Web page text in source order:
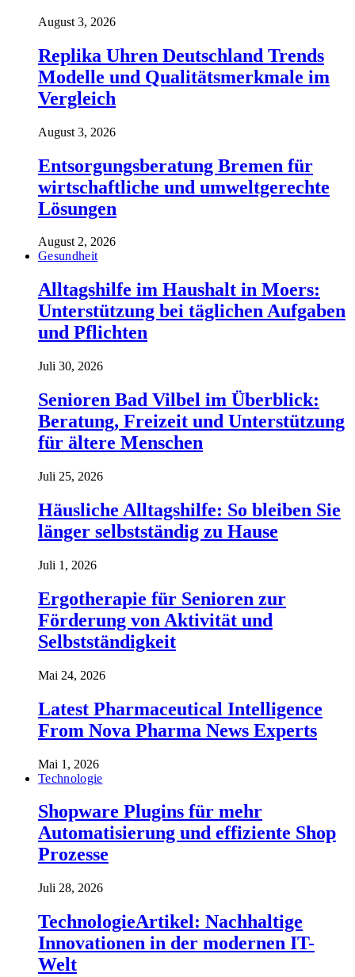
August 3, 2026
Replika Uhren Deutschland Trends
Modelle und Qualitätsmerkmale im
Vergleich
August 3, 2026
Entsorgungsberatung Bremen für
wirtschaftliche und umweltgerechte
Lösungen
August 2, 2026
Gesundheit
Alltagshilfe im Haushalt in Moers:
Unterstützung bei täglichen Aufgaben
und Pflichten
Juli 30, 2026
Senioren Bad Vilbel im Überblick:
Beratung, Freizeit und Unterstützung
für ältere Menschen
Juli 25, 2026
Häusliche Alltagshilfe: So bleiben Sie
länger selbstständig zu Hause
Juli 1, 2026
Ergotherapie für Senioren zur
Förderung von Aktivität und
Selbstständigkeit
Mai 24, 2026
Latest Pharmaceutical Intelligence
From Nova Pharma News Experts
Mai 1, 2026
Technologie
Shopware Plugins für mehr
Automatisierung und effiziente Shop
Prozesse
Juli 28, 2026
TechnologieArtikel: Nachhaltige
Innovationen in der modernen IT-
Welt